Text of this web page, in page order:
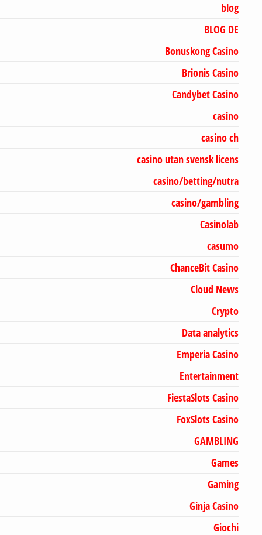
blog
BLOG DE
Bonuskong Casino
Brionis Casino
Candybet Casino
casino
casino ch
casino utan svensk licens
casino/betting/nutra
casino/gambling
Casinolab
casumo
ChanceBit Casino
Cloud News
Crypto
Data analytics
Emperia Casino
Entertainment
FiestaSlots Casino
FoxSlots Casino
GAMBLING
Games
Gaming
Ginja Casino
Giochi